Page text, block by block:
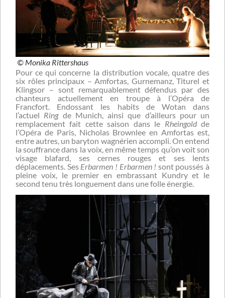
© Monika Rittershaus
Pour ce qui concerne la distribution vocale, quatre des
six rôles principaux – Amfortas, Gurnemanz, Titurel et
Klingsor – sont remarquablement défendus par des
chanteurs actuellement en troupe à l’Opéra de
Francfort. Endossant les habits de Wotan dans
l’actuel Ring de Munich, ainsi que d’ailleurs pour un
remplacement fait cette saison dans le Rheingoldde
l’Opéra de Paris, Nicholas Brownlee en Amfortas est,
entre autres, un baryton wagnérien accompli. On entend
la souffrance dans la voix, en même temps qu’on voit son
visage blafard, ses cernes rouges et ses lents
déplacements. Ses Erbarmen ! Erbarmen ! sont poussés à
pleine voix, le premier en embrassant Kundry et le
second tenu très longuement dans une folle énergie.